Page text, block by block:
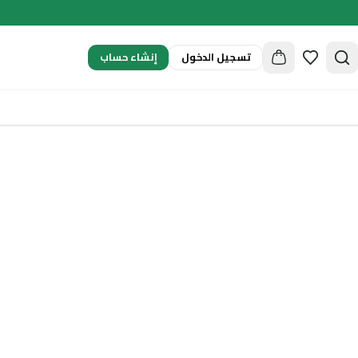
تسجيل الدخول إنشاء حساب